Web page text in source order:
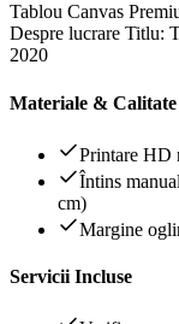
Tablou Canvas
Despre lucrare Titlu:
2020
Materiale & Calitate
Printare HD
Întins
cm)
Margine
Servicii Incluse